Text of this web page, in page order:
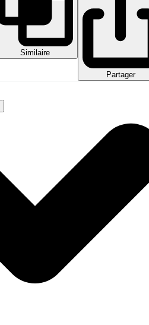
Similaire
Partager